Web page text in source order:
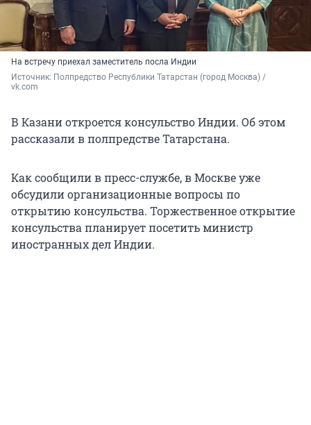
На встречу приехал заместитель посла Индии
Источник: Полпредство Республики Татарстан (город Москва) /
vk.com
В Казани откроется консульство Индии. Об этом
рассказали в полпредстве Татарстана.
Как сообщили в пресс-службе, в Москве уже
обсудили организационные вопросы по
открытию консульства. Торжественное открытие
консульства планирует посетить министр
иностранных дел Индии.